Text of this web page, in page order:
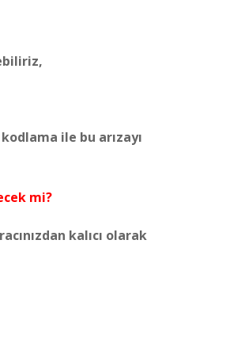
ile bu arızayı
mi?
kalıcı olarak